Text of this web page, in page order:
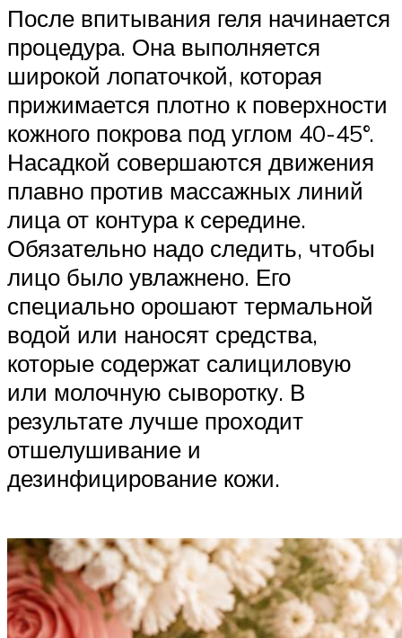
После впитывания геля начинается
процедура. Она выполняется
широкой лопаточкой, которая
прижимается плотно к поверхности
кожного покрова под углом 40-45°.
Насадкой совершаются движения
плавно против массажных линий
лица от контура к середине.
Обязательно надо следить, чтобы
лицо было увлажнено. Его
специально орошают термальной
водой или наносят средства,
которые содержат салициловую
или молочную сыворотку. В
результате лучше проходит
отшелушивание и
дезинфицирование кожи.